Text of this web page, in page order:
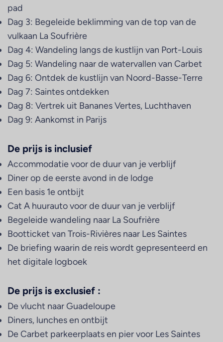
pad
Dag 3: Begeleide beklimming van de top van de
vulkaan La Soufrière
Dag 4: Wandeling langs de kustlijn van Port-Louis
Dag 5: Wandeling naar de watervallen van Carbet
Dag 6: Ontdek de kustlijn van Noord-Basse-Terre
Dag 7: Saintes ontdekken
Dag 8: Vertrek uit Bananes Vertes, Luchthaven
Dag 9: Aankomst in Parijs
De prijs is inclusief
Accommodatie voor de duur van je verblijf
Diner op de eerste avond in de lodge
Een basis 1e ontbijt
Cat A huurauto voor de duur van je verblijf
Begeleide wandeling naar La Soufrière
Bootticket van Trois-Rivières naar Les Saintes
De briefing waarin de reis wordt gepresenteerd en
het digitale logboek
De prijs is exclusief :
De vlucht naar Guadeloupe
Diners, lunches en ontbijt
De Carbet parkeerplaats en pier voor Les Saintes